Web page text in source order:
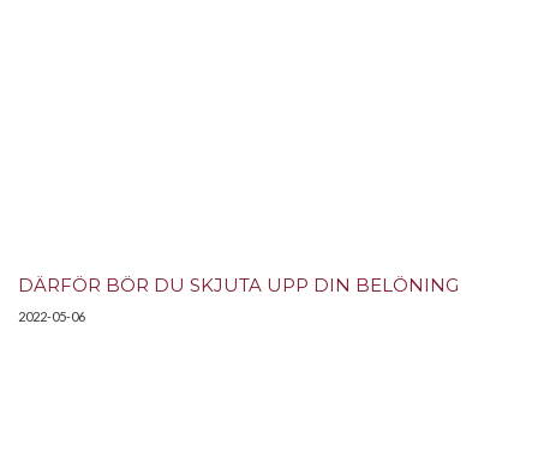
DÄRFÖR BÖR DU SKJUTA UPP DIN BELÖNING
2022-05-06